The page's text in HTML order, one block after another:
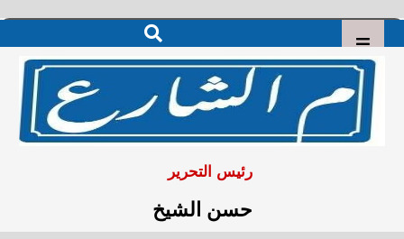
رئيس التحرير
حسن الشيخ